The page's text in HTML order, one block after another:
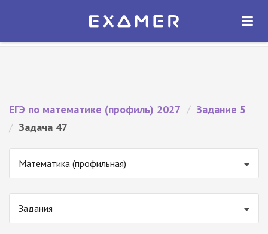
Экзамер — ЕГЭ 2027
ОТКРЫТЬ
ЕГЭ по математике (профиль) 2027 / Задание 5
/ Задача 47
Математика (профильная)
Задания